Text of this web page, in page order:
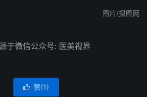
图片/摄图网
于微信公众号: 医美视界
 赞(1)